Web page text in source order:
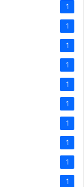
1
1
1
1
1
1
1
1
1
1